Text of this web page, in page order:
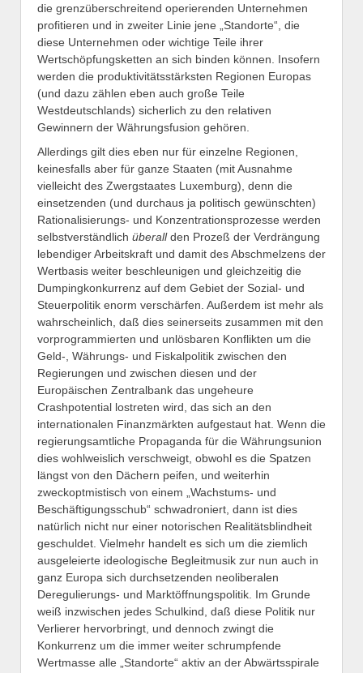
die grenzüberschreitend operierenden Unternehmen
profitieren und in zweiter Linie jene „Standorte“, die
diese Unternehmen oder wichtige Teile ihrer
Wertschöpfungsketten an sich binden können. Insofern
werden die produktivitätsstärksten Regionen Europas
(und dazu zählen eben auch große Teile
Westdeutschlands) sicherlich zu den relativen
Gewinnern der Währungsfusion gehören.
Allerdings gilt dies eben nur für einzelne Regionen,
keinesfalls aber für ganze Staaten (mit Ausnahme
vielleicht des Zwergstaates Luxemburg), denn die
einsetzenden (und durchaus ja politisch gewünschten)
Rationalisierungs- und Konzentrationsprozesse werden
selbstverständlich überallden Prozeß der Verdrängung
lebendiger Arbeitskraft und damit des Abschmelzens der
Wertbasis weiter beschleunigen und gleichzeitig die
Dumpingkonkurrenz auf dem Gebiet der Sozial- und
Steuerpolitik enorm verschärfen. Außerdem ist mehr als
wahrscheinlich, daß dies seinerseits zusammen mit den
vorprogrammierten und unlösbaren Konflikten um die
Geld-, Währungs- und Fiskalpolitik zwischen den
Regierungen und zwischen diesen und der
Europäischen Zentralbank das ungeheure
Crashpotential lostreten wird, das sich an den
internationalen Finanzmärkten aufgestaut hat. Wenn die
regierungsamtliche Propaganda für die Währungsunion
dies wohlweislich verschweigt, obwohl es die Spatzen
längst von den Dächern peifen, und weiterhin
zweckoptmistisch von einem „Wachstums- und
Beschäftigungsschub“ schwadroniert, dann ist dies
natürlich nicht nur einer notorischen Realitätsblindheit
geschuldet. Vielmehr handelt es sich um die ziemlich
ausgeleierte ideologische Begleitmusik zur nun auch in
ganz Europa sich durchsetzenden neoliberalen
Deregulierungs- und Marktöffnungspolitik. Im Grunde
weiß inzwischen jedes Schulkind, daß diese Politik nur
Verlierer hervorbringt, und dennoch zwingt die
Konkurrenz um die immer weiter schrumpfende
Wertmasse alle „Standorte“ aktiv an der Abwärtsspirale